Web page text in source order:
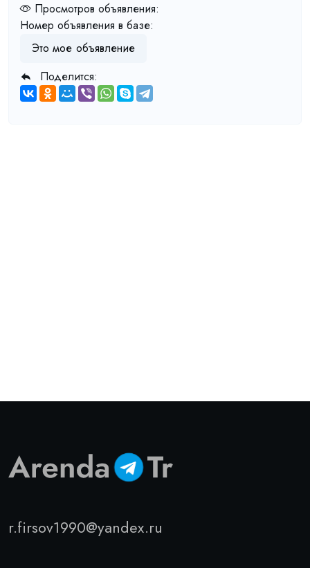
Просмотров объявления:
Номер объявления в базе:
Это мое объявление
Поделится:
r.firsov1990@yandex.ru